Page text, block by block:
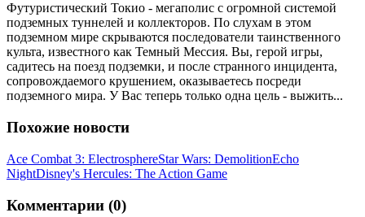
Футуристический Токио - мегаполис с огромной системой
подземных туннелей и коллекторов. По слухам в этом
подземном мире скрываются последователи таинственного
культа, известного как Темный Мессия. Вы, герой игры,
садитесь на поезд подземки, и после странного инцидента,
сопровождаемого крушением, оказываетесь посреди
подземного мира. У Вас теперь только одна цель - выжить...
Похожие новости
Ace Combat 3: ElectrosphereStar Wars: DemolitionEcho
NightDisney's Hercules: The Action Game
Комментарии (0)